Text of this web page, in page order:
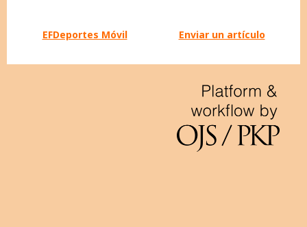
EFDeportes Móvil Enviar un artículo